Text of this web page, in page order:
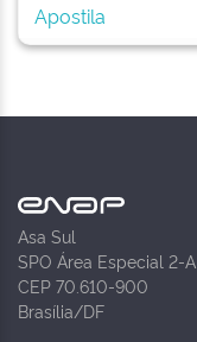
Apostila
Asa Sul
SPO Área Especial 2-A
CEP 70.610-900
Brasília/DF